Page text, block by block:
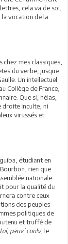
cela va de soi,
la vocation de la
mes classiques,
du verbe, jusque
Un intellectuel
Collège de France,
Que si, hélas,
droite inculte, ni
virussés et
étudiant en
rien que
nationale.
pour la qualité du
contre ceux
des peuples
politiques de
et truffé de
pauv’ con!» , le